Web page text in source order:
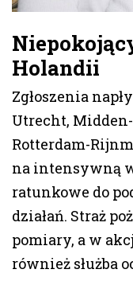
Holandii
Zgłoszenia
Utrecht,
Rotterdam-
na intensywną
ratunkowe do
działań. Straż
pomiary, a w
również służba